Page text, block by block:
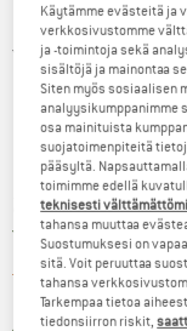
Yksityiskohtaiset tiedot
Hinta:
298,95€ sis. alv
Ilman
Tuote on valitettavasti
Käytämme evästeitä ja
verkkosivustomme
ja -toimintoja sekä
sisältöjä ja mainontaa
Siten myös sosiaalisen
analyysikumppanimme
osa mainituista
suojatoimenpiteitä
pääsyltä.
toimimme edellä
teknisesti
tahansa muuttaa
Suostumuksesi on
sitä. Voit peruuttaa
tahansa
Tarkempaa tietoa
tiedonsiirron riskit,